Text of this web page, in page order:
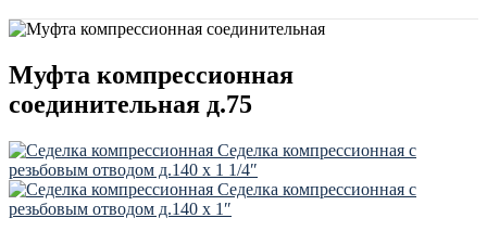
Муфта компрессионная
соединительная д.75
Седелка компрессионная с
резьбовым отводом д.140 х 1 1/4″
Седелка компрессионная с
резьбовым отводом д.140 х 1″